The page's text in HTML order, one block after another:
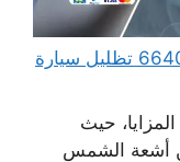
تظليل سيارات متنقل الكويت 66400552 تظليل سيارة
حيث
أشعة الشمس